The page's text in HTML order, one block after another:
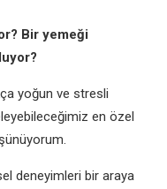
Bir yemeği
yoğun ve stresli
en özel
deneyimleri bir araya